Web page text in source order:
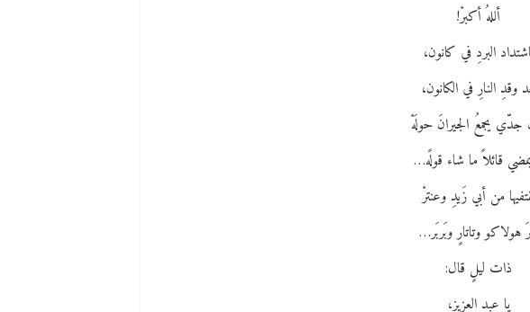
أللهُ أكبرْ!
البردِ في كانون،
وقدِ النارِ في الكانون،
يجمعُ الجيرانَ حولَهْ
قائلاً ما شاء قولًه…
من أبي زَيدِ وعنترْ
هولاكو وتاتارٍ وبَربَر…
ذات ليلٍ قال:
يا عبد العزيز،